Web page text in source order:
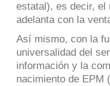
estatal), es decir, el
adelanta con la
Así mismo, con la
universalidad del
información y la
nacimiento de EPM